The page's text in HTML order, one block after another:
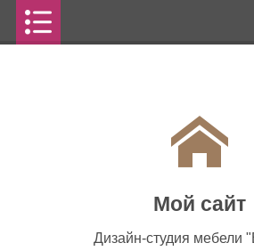
Мой сайт
Дизайн-студия мебели